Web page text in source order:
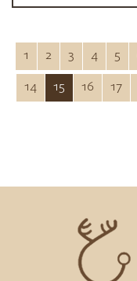
1
2 3 4 5
14
15 16 17